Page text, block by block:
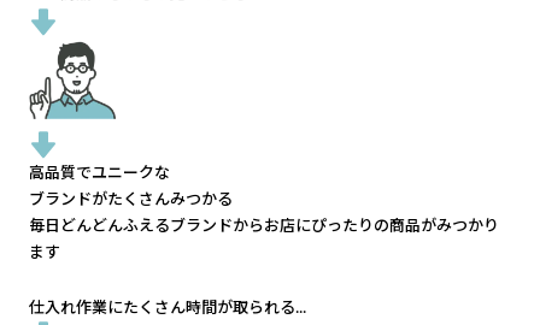
高品質でユニークな
ブランドがたくさんみつかる
毎日どんどんふえるブランドからお店にぴったりの商品がみつかり
ます
仕入れ作業にたくさん時間が取られる...